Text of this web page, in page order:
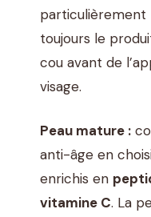
particulièrement
toujours le
cou avant de
visage.
Peau mature :
anti-âge en
enrichis en
vitamine C. La